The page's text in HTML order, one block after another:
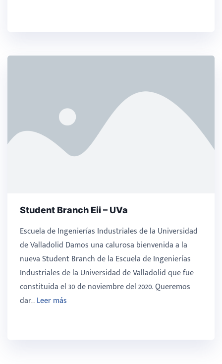
Student Branch Eii – UVa
Escuela de Ingenierías Industriales de la Universidad
de Valladolid Damos una calurosa bienvenida a la
nueva Student Branch de la Escuela de Ingenierías
Industriales de la Universidad de Valladolid que fue
constituida el 30 de noviembre del 2020. Queremos
dar…Leer más